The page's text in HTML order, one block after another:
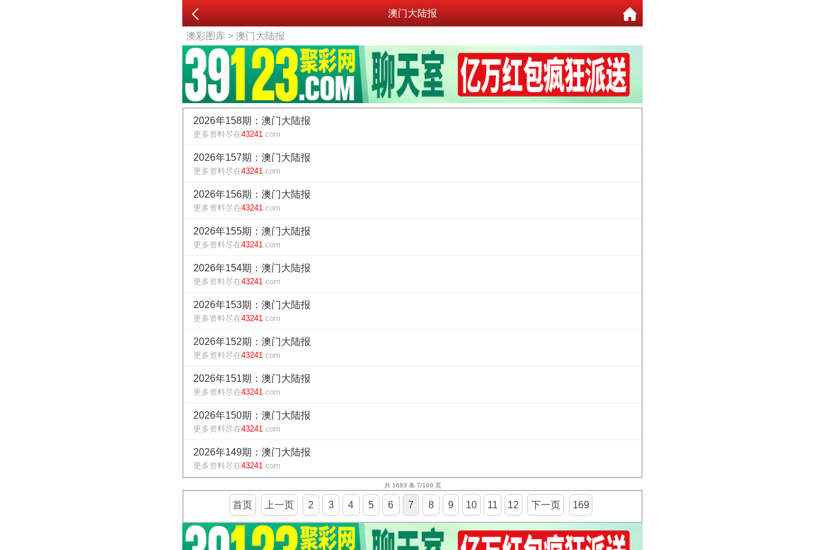
澳门大陆报
澳彩图库 > 澳门大陆报
2026年158期：澳门大陆报
更多资料尽在43241.com
2026年157期：澳门大陆报
更多资料尽在43241.com
2026年156期：澳门大陆报
更多资料尽在43241.com
2026年155期：澳门大陆报
更多资料尽在43241.com
2026年154期：澳门大陆报
更多资料尽在43241.com
2026年153期：澳门大陆报
更多资料尽在43241.com
2026年152期：澳门大陆报
更多资料尽在43241.com
2026年151期：澳门大陆报
更多资料尽在43241.com
2026年150期：澳门大陆报
更多资料尽在43241.com
2026年149期：澳门大陆报
更多资料尽在43241.com
共 1683 条 7/169 页
首页 上一页 2 3 4 5 6 7 8 9 10 11 12 下一页 169